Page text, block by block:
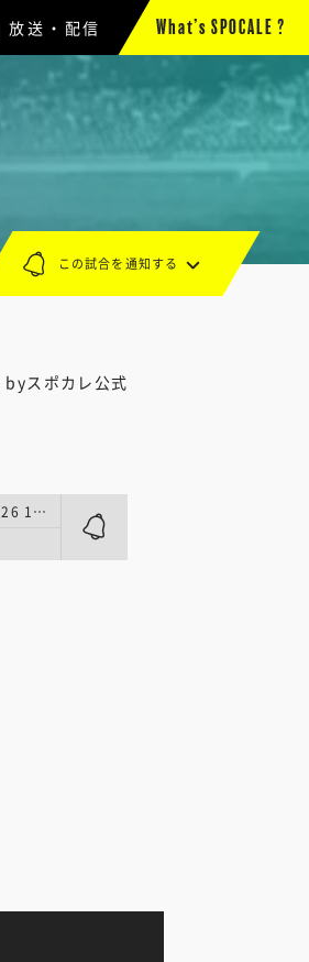
放送・配信 What’s SPOCALE ?
byスポカレ公式
関東大学サッカー | JR東日本カップ2026 1部 第20節
この試合を通知する